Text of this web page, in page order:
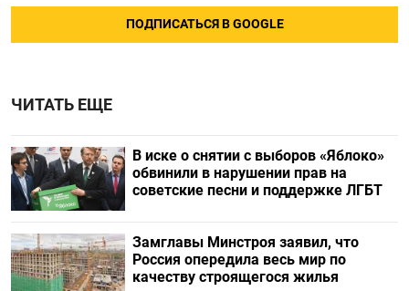
ПОДПИСАТЬСЯ В GOOGLE
ЧИТАТЬ ЕЩЕ
В иске о снятии с выборов «Яблоко»
обвинили в нарушении прав на
советские песни и поддержке ЛГБТ
Замглавы Минстроя заявил, что
Россия опередила весь мир по
качеству строящегося жилья